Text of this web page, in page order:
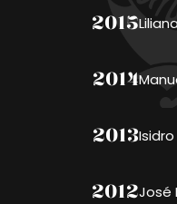
2015
2014
2013
2012José